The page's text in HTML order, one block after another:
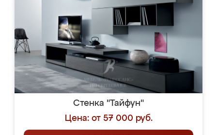
Стенка "Тайфун"
Цена: от 57 000 руб.